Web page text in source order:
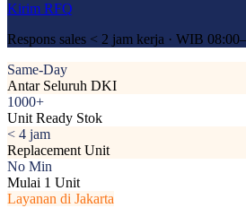
Kirim RFQ
Respons sales < 2 jam kerja · WIB
Same-Day
Antar Seluruh DKI
1000+
Unit Ready Stok
< 4 jam
Replacement Unit
No Min
Mulai 1 Unit
Layanan di Jakarta